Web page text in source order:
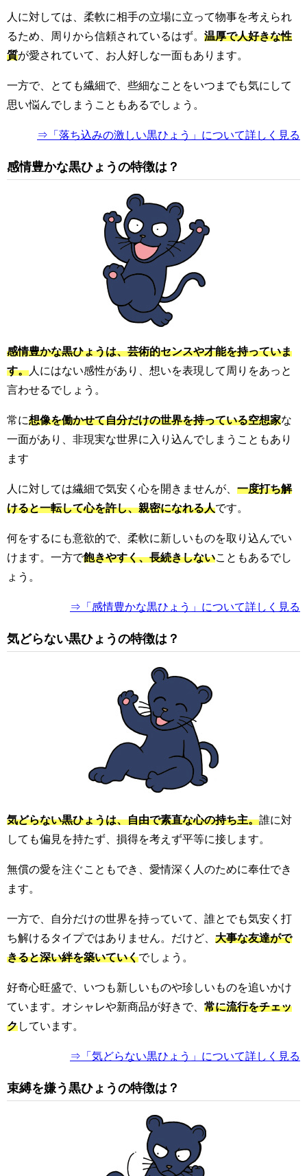
人に対しては、柔軟に相手の立場に立って物事を考えられ
るため、周りから信頼されているはず。 温厚で人好きな性
質が愛されていて、お人好しな一面もあります。
一方で、とても繊細で、些細なことをいつまでも気にして
思い悩んでしまうこともあるでしょう。
⇒「落ち込みの激しい黒ひょう」について詳しく見る
感情豊かな黒ひょうの特徴は？
感情豊かな黒ひょうは、芸術的センスや才能を持っていま
す。 人にはない感性があり、想いを表現して周りをあっと
言わせるでしょう。
常に想像を働かせて自分だけの世界を持っている空想家な
一面があり、非現実な世界に入り込んでしまうこともあり
ます
人に対しては繊細で気安く心を開きませんが、 一度打ち解
けると一転して心を許し、親密になれる人です。
何をするにも意欲的で、柔軟に新しいものを取り込んでい
けます。一方で飽きやすく、長続きしない こともあるでし
ょう。
⇒「感情豊かな黒ひょう」について詳しく見る
気どらない黒ひょうの特徴は？
気どらない黒ひょうは、自由で素直な心の持ち主。誰に対
しても偏見を持たず、損得を考えず平等に接します。
無償の愛を注ぐこともでき、愛情深く人のために奉仕でき
ます。
一方で、自分だけの世界を持っていて、誰とでも気安く打
ち解けるタイプではありません。だけど、 大事な友達がで
きると深い絆を築いていくでしょう。
好奇心旺盛で、いつも新しいものや珍しいものを追いかけ
ています。オシャレや新商品が好きで、 常に流行をチェッ
クしています。
⇒「気どらない黒ひょう」について詳しく見る
束縛を嫌う黒ひょうの特徴は？